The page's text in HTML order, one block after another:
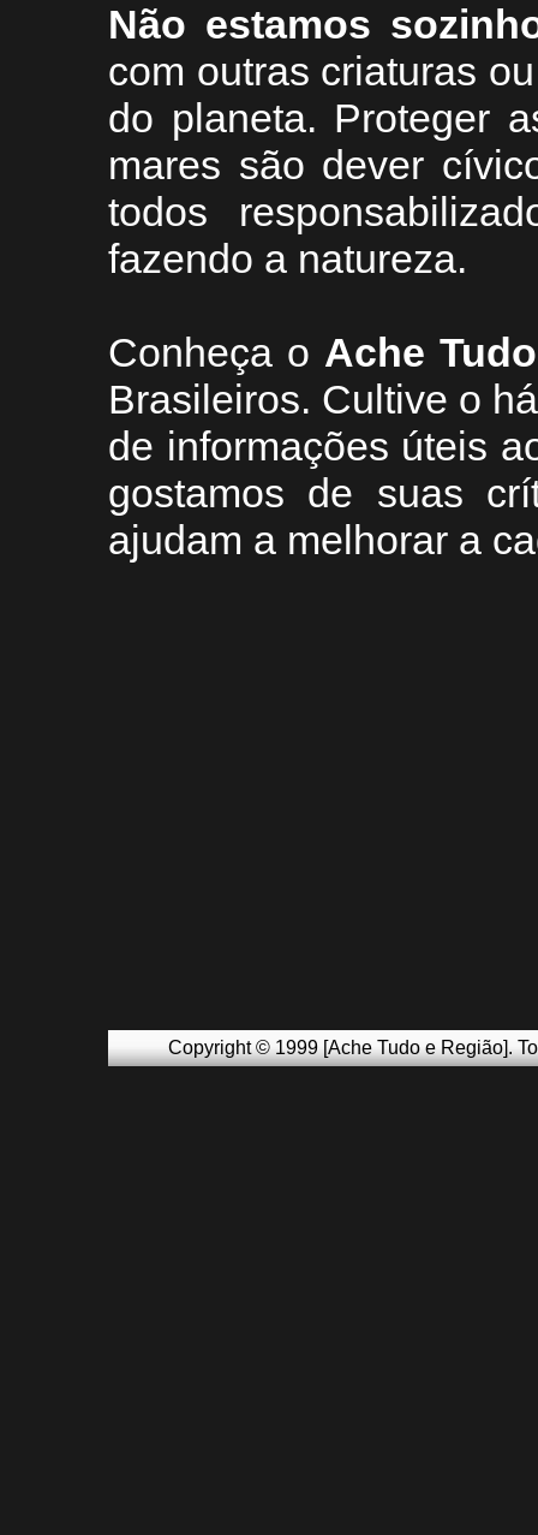
Não estamos
com outras criaturas
do planeta. Proteger
mares são dever
todos
fazendo a natureza.
Conheça o Ache
Brasileiros. Cultive o
de informações úteis
gostamos de suas
ajudam a melhorar a
Copyright © 1999 [Ache Tudo e Região].